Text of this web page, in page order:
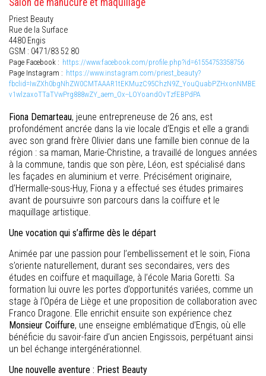
Salon de manucure et maquillage
Priest Beauty
Rue de la Surface
4480 Engis
GSM : 0471/83 52 80
Page Facebook : https://www.facebook.com/profile.php?id=61554753358756
Page Instagram : https://www.instagram.com/priest_beauty?
fbclid=IwZXh0bgNhZW0CMTAAAR1tEKMuzC95ChzN9Z_YouQuabPZHxonNMBE
v1wlzaxoTTaTVwPrg888wZY_aem_Ox--LOYoandOvTzfEBPdPA
Fiona Demarteau, jeune entrepreneuse de 26 ans, est
profondément ancrée dans la vie locale d’Engis et elle a grandi
avec son grand frère Olivier dans une famille bien connue de la
région : sa maman, Marie-Christine, a travaillé de longues années
à la commune, tandis que son père, Léon, est spécialisé dans
les façades en aluminium et verre. Précisément originaire,
d’Hermalle-sous-Huy, Fiona y a effectué ses études primaires
avant de poursuivre son parcours dans la coiffure et le
maquillage artistique.
Une vocation qui s’affirme dès le départ
Animée par une passion pour l’embellissement et le soin, Fiona
s’oriente naturellement, durant ses secondaires, vers des
études en coiffure et maquillage, à l’école Maria Goretti. Sa
formation lui ouvre les portes d’opportunités variées, comme un
stage à l’Opéra de Liège et une proposition de collaboration avec
Franco Dragone. Elle enrichit ensuite son expérience chez
Monsieur Coiffure, une enseigne emblématique d’Engis, où elle
bénéficie du savoir-faire d’un ancien Engissois, perpétuant ainsi
un bel échange intergénérationnel.
Une nouvelle aventure : Priest Beauty